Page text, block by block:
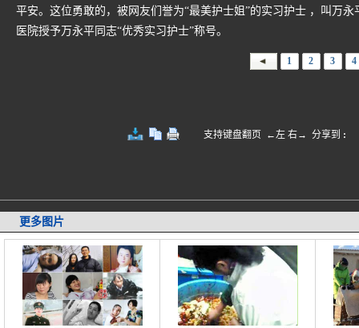
平安。这位勇敢的，被网友们誉为“最美护士姐”的实习护士 ，叫万
医院授予万永平同志“优秀实习护士”称号。
1 2 3 4
支持键盘翻页 ←左 右→ 分享到 :
更多图片